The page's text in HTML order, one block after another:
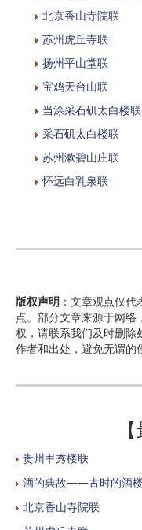
北京香山寺院联
苏州虎丘寺联
扬州平山堂联
宝鸡天台山联
当涂采石矶太白楼联
采石矶太白楼联
苏州漱碧山庄联
怀远白乳泉联
版权声明 ：文章观点仅
点。部分文章来源于网络
权，请联系我们及时删除
作者和出处，避免无谓的
贵州甲秀楼联
酒的典故——古时的酒
北京香山寺院联